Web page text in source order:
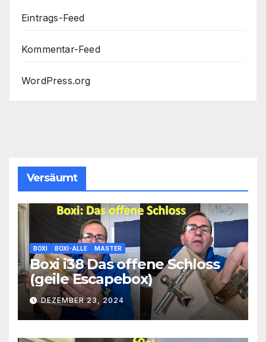
Eintrags-Feed
Kommentar-Feed
WordPress.org
Versäumt
BOXI BOXI-ALLE MASTER
Boxi i38 Das offene Schloss
(geile Escapebox)
DEZEMBER 23, 2024